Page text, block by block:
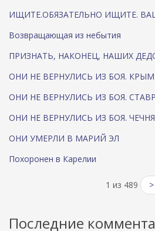
ИЩИТЕ.ОБЯЗАТЕЛЬНО ИЩИТЕ.
Возвращающая из небытия
ПРИЗНАТЬ, НАКОНЕЦ, НАШИХ
ОНИ НЕ ВЕРНУЛИСЬ ИЗ БОЯ. КРЫМ
ОНИ НЕ ВЕРНУЛИСЬ ИЗ БОЯ.
ОНИ НЕ ВЕРНУЛИСЬ ИЗ БОЯ. ЧЕЧНЯ
ОНИ УМЕРЛИ В МАРИЙ ЭЛ
Похоронен в Карелии
1 из 489 >
Последние